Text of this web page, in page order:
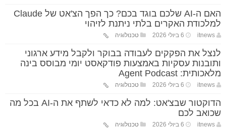
האם ה-AI שלכם בוגד בכם? כך הפך הצ'אט של Claude
למלכודת האקרים בלתי ניתנת לזיהוי
itnews 6 ביולי 2026 טכנולוגיה
לנצל את הפקקים לעבודה בבוקר ולקבל מידע ארגוני
ותובנות עסקיות באמצעות פודקאסט יומי מבוסס בינה
מלאכותית: Agent Podcast
itnews 6 ביולי 2026 טכנולוגיה
הדוקטור שבצ'אט: למה לא כדאי לשתף את ה-AI בכל מה
שכואב לכם
itnews 6 ביולי 2026 טכנולוגיה